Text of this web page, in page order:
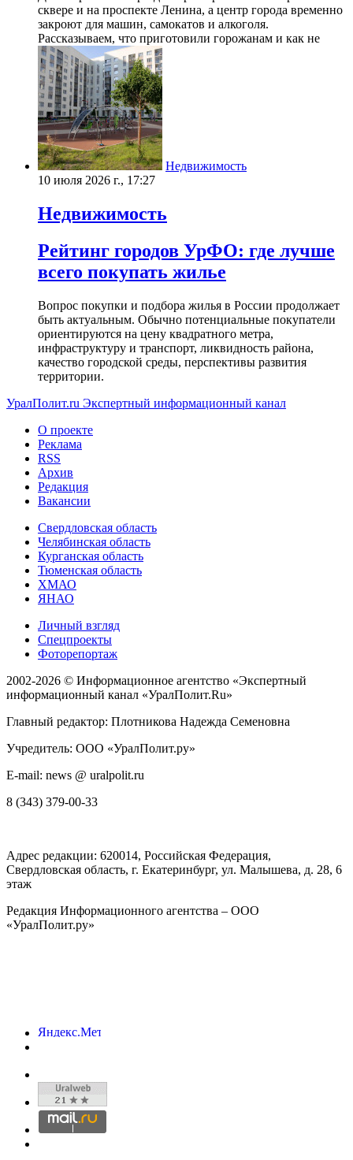
сквере и на проспекте Ленина, а центр города временно
закроют для машин, самокатов и алкоголя.
Рассказываем, что приготовили горожанам и как не
Недвижимость
10 июля 2026 г., 17:27
Недвижимость
Рейтинг городов УрФО: где лучше
всего покупать жилье
Вопрос покупки и подбора жилья в России продолжает
быть актуальным. Обычно потенциальные покупатели
ориентируются на цену квадратного метра,
инфраструктуру и транспорт, ликвидность района,
качество городской среды, перспективы развития
территории.
УралПолит.ru Экспертный информационный канал
О проекте
Реклама
RSS
Архив
Редакция
Вакансии
Свердловская область
Челябинская область
Курганская область
Тюменская область
ХМАО
ЯНАО
Личный взгляд
Спецпроекты
Фоторепортаж
2002-2026 © Информационное агентство «Экспертный
информационный канал «УралПолит.Ru»
Главный редактор: Плотникова Надежда Семеновна
Учредитель: ООО «УралПолит.ру»
E-mail: news @ uralpolit.ru
8 (343) 379-00-33
Адрес редакции: 620014, Российская Федерация,
Свердловская область, г. Екатеринбург, ул. Малышева, д. 28, 6
этаж
Редакция Информационного агентства – ООО
«УралПолит.ру»